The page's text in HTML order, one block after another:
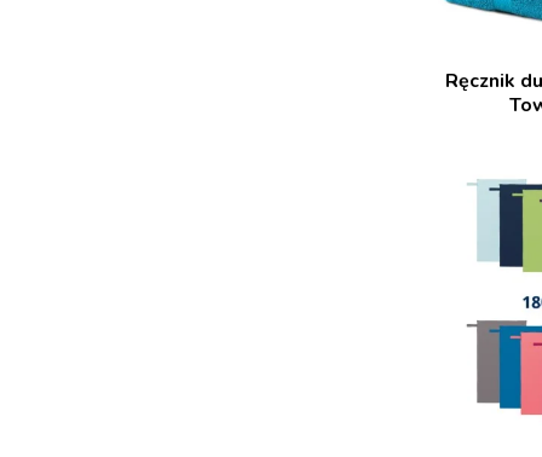
Ręcznik